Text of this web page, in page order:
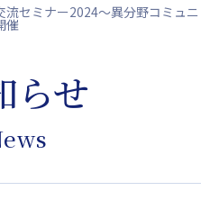
流セミナー2024～異分野コミュニ
催
らせ